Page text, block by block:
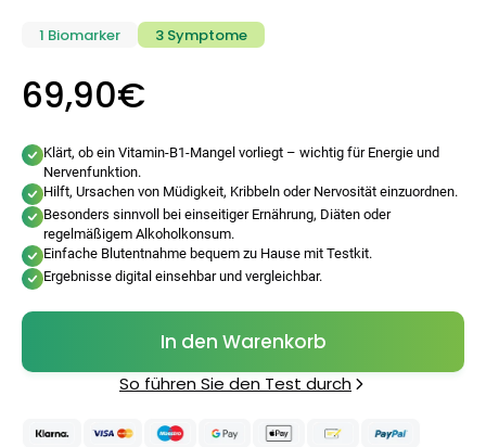
Categories
TestzentrumArzneimittel
Gesundheit
Hygiene &
Baby &
1 Biomarker 3 Symptome
69,90€
Klärt, ob ein Vitamin-B1-Mangel vorliegt – wichtig für Energie und
Nervenfunktion.
Hilft, Ursachen von Müdigkeit, Kribbeln oder Nervosität einzuordnen.
Besonders sinnvoll bei einseitiger Ernährung, Diäten oder
regelmäßigem Alkoholkonsum.
Einfache Blutentnahme bequem zu Hause mit Testkit.
Ergebnisse digital einsehbar und vergleichbar.
In den Warenkorb
So führen Sie den Test durch